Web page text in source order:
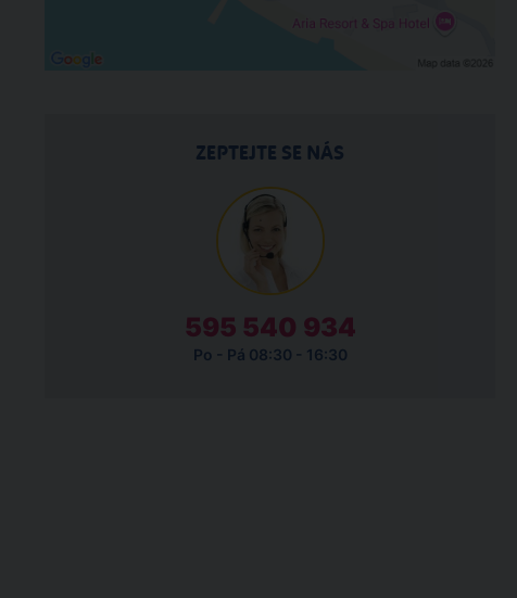
ZEPTEJTE SE NÁS
595 540 934
Po - Pá 08:30 - 16:30